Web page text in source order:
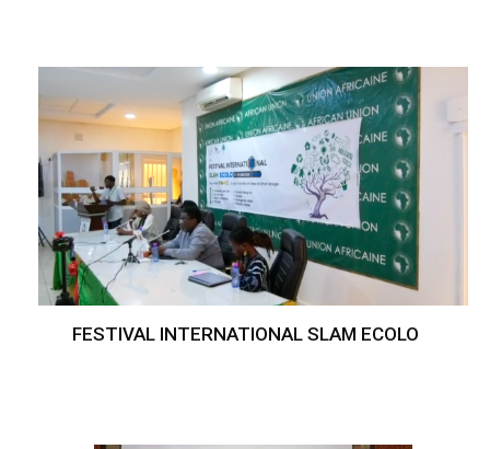
FESTIVAL INTERNATIONAL SLAM ECOLO